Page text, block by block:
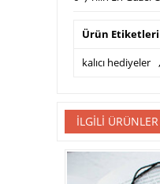
Ürün Etiketleri
kalıcı hediyeler ,
İLGILI ÜRÜNLER